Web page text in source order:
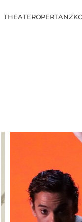
THEATEROPERTANZ